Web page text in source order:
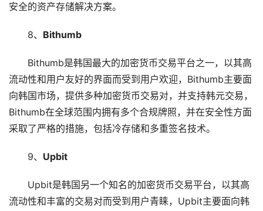
安全的资产存储解决方案。
8、 Bithumb
Bithumb是韩国最大的加密货币交易平台之一，以其高
流动性和用户友好的界面而受到用户欢迎，Bithumb主要面
向韩国市场，提供多种加密货币交易对，并支持韩元交易，
Bithumb在全球范围内拥有多个合规牌照，并在安全性方面
采取了严格的措施，包括冷存储和多重签名技术。
9、 Upbit
Upbit是韩国另一个知名的加密货币交易平台，以其高
流动性和丰富的交易对而受到用户青睐，Upbit主要面向韩